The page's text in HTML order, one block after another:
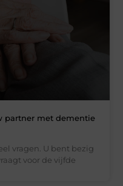
partner met dementie
vragen. U bent bezig
voor de vijfde